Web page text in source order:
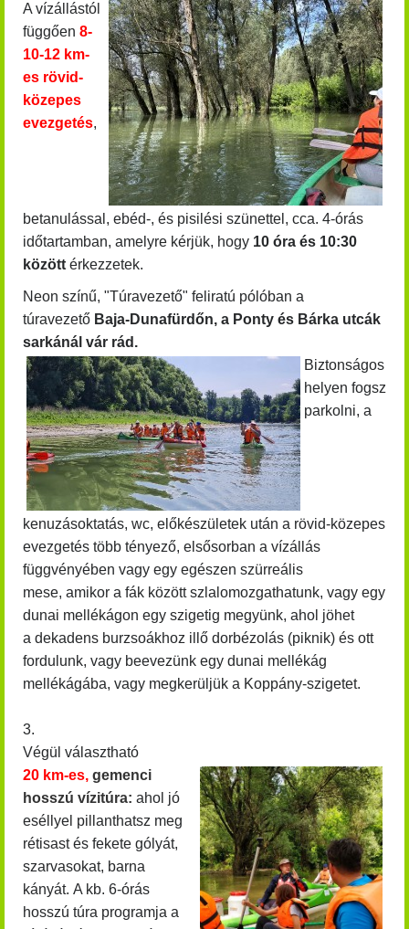
A vízállástól
függően 8-
10-12 km-
es rövid-
közepes
evezgetés,
betanulással, ebéd-, és pisilési szünettel, cca. 4-órás
időtartamban, amelyre kérjük, hogy 10 óra és 10:30
között érkezzetek.
Neon színű, "Túravezető" feliratú pólóban a
túravezető Baja-Dunafürdőn, a Ponty és Bárka utcák
sarkánál vár rád.
Biztonságos
helyen fogsz
parkolni, a
kenuzásoktatás, wc, előkészületek után a rövid-közepes
evezgetés több tényező, elsősorban a vízállás
függvényében vagy egy egészen szürreális
mese, amikor a fák között szlalomozgathatunk, vagy egy
dunai mellékágon egy szigetig megyünk, ahol jöhet
a dekadens burzsoákhoz illő dorbézolás (piknik) és ott
fordulunk, vagy beevezünk egy dunai mellékág
mellékágába, vagy megkerüljük a Koppány-szigetet.
3.
Végül választható
20 km-es, gemenci
hosszú vízitúra: ahol jó
eséllyel pillanthatsz meg
rétisast és fekete gólyát,
szarvasokat, barna
kányát. A kb. 6-órás
hosszú túra programja a